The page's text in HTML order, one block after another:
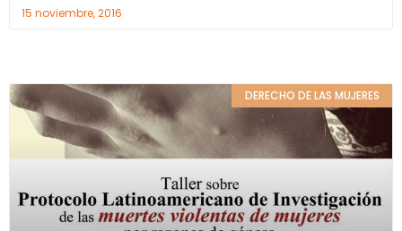
15 noviembre, 2016
DERECHO DE LAS MUJERES